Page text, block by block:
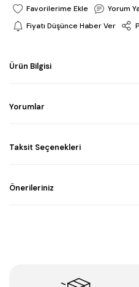
Yorum
Fiyatı Düşünce Haber Ver
Ürün Bilgisi
Yorumlar
Taksit Seçenekleri
Önerileriniz